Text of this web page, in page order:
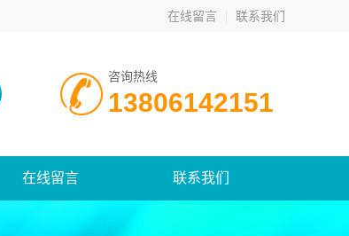
在线留言 联系我们
咨询热线
13806142151
在线留言 联系我们